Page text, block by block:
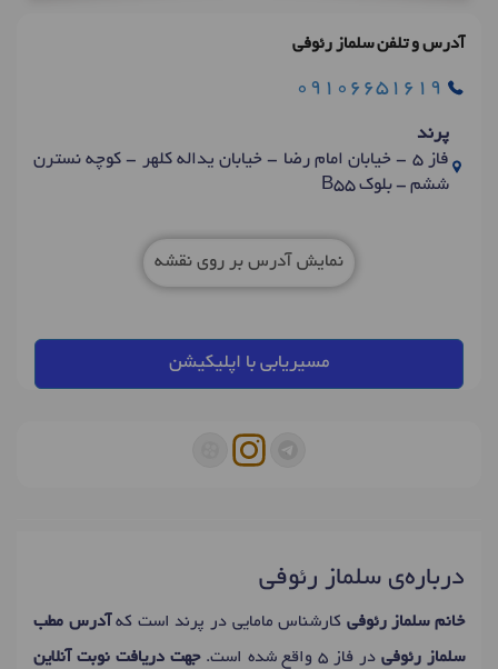
آدرس و تلفن سلماز رئوفی
09106651619
پرند
فاز 5 - خیابان امام رضا - خیابان یداله کلهر - کوچه نسترن
ششم - بلوک B55
نمایش آدرس بر روی نقشه
مسیریابی با اپلیکیشن
درباره‌ی سلماز رئوفی
خانم سلماز رئوفی کارشناس مامایی در پرند است که آدرس مطب
سلماز رئوفیدر فاز 5 واقع شده است.
جهت دریافت نوبت آنلاین